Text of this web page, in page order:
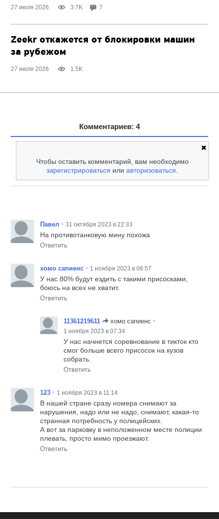
27 июля 2026 3.7K 7
Zeekr откажется от блокировки машин
за рубежом
27 июля 2026 1.5K
Комментариев: 4
✖
Чтобы оставить комментарий, вам необходимо
зарегистрироваться илиавторизоваться.
Павел • 31 октября 2023 в 22:33
На противотанковую мину похожа
Ответить
хомо сапиенс • 1 ноября 2023 в 06:57
У нас 80% будут ездить с такими присосками,
боюсь на всех не хватит.
Ответить
11361219611 хомо сапиенс •
1 ноября 2023 в 07:34
У нас начнется соревнование в тикток кто
смог больше всего присосок на кузов
собрать.
Ответить
123 • 1 ноября 2023 в 11:14
В нашей стране сразу номера снимают за
нарушения, надо или не надо, снимают, какая-то
странная потребность у полицейских.
А вот за парковку в неположенном месте полиции
плевать, просто мимо проезжают.
Ответить